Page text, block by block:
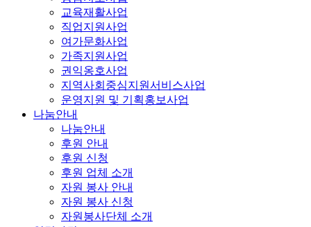
교육재활사업
직업지원사업
여가문화사업
가족지원사업
권익옹호사업
지역사회중심지원서비스사업
운영지원 및 기획홍보사업
나눔안내
나눔안내
후원 안내
후원 신청
후원 업체 소개
자원 봉사 안내
자원 봉사 신청
자원봉사단체 소개